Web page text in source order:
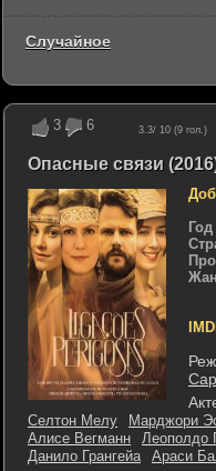
3 6 3.3/ 10 (9 гол.)
Опасные связи
Селтон Мелу
Марджори
Алисе Вегманн
Леополдо
Данило Грангейа
Араси
Случайное